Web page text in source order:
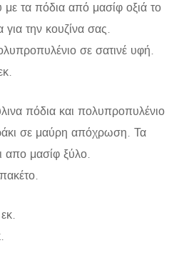
τα πόδια από μασίφ οξιά το
για την κουζίνα σας.
σε σατινέ υφή.
πόδια και πολυπροπυλένιο
σε μαύρη απόχρωση. Τα
απο μασίφ ξύλο.